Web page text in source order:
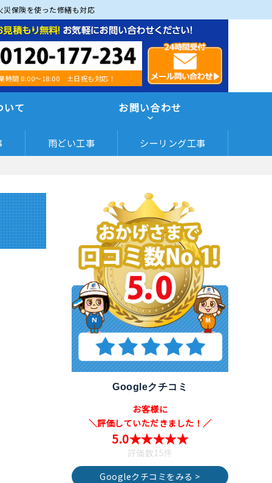
保険を使った修繕も対応
時間 8:00～18:00 土日祝も対応！
いて お問い合わせ
雨どい工事 シーリング工事
Googleクチコミ
お客様に
＼評価していただきました！／
5.0★★★★★
評価数15件
Googleクチコミをみる >